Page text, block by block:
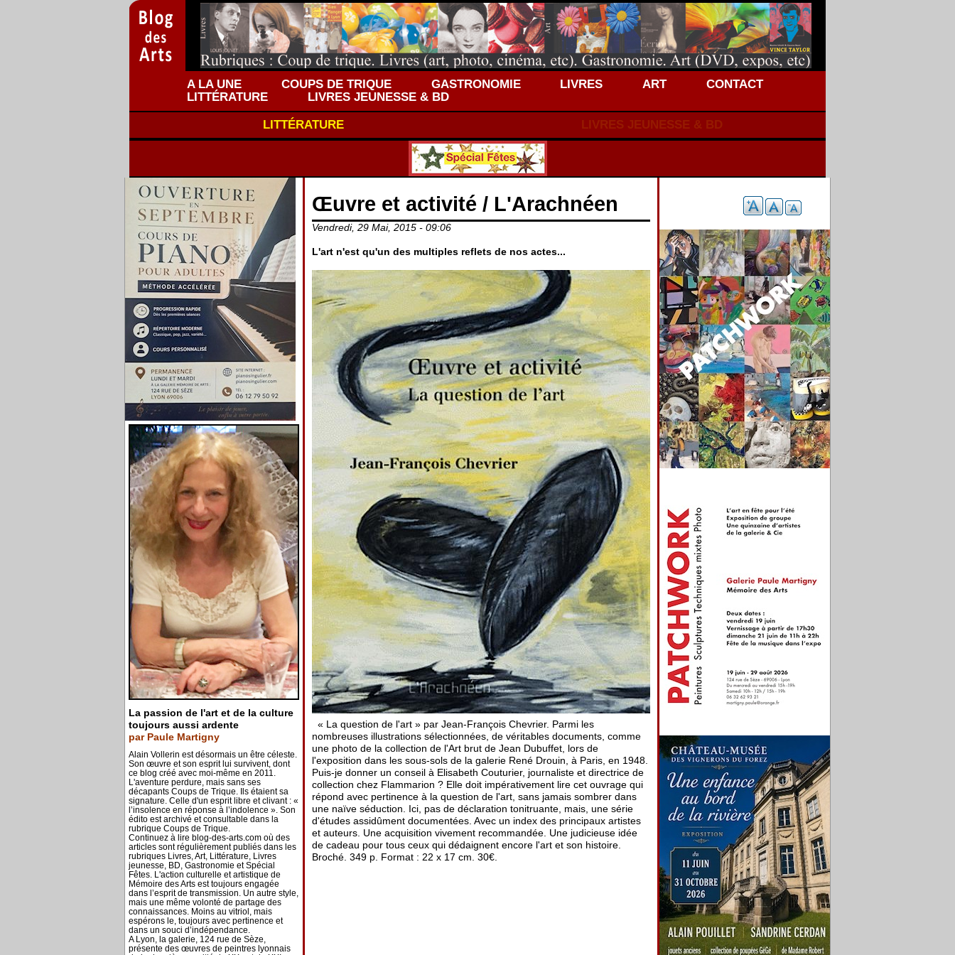
A LA UNE COUPS DE TRIQUE GASTRONOMIE LIVRES ART
CONTACT
LITTÉRATURE
LIVRES JEUNESSE & BD
LITTÉRATURE
LIVRES JEUNESSE & BD
La passion de l'art et de la culture
toujours aussi ardente
par Paule Martigny
Alain Vollerin est désormais un être céleste.
Son œuvre et son esprit lui survivent, dont
ce blog créé avec moi-même en 2011.
L'aventure perdure, mais sans ses
décapants Coups de Trique. Ils étaient sa
signature. Celle d'un esprit libre et clivant : «
l’insolence en réponse à l’indolence ». Son
édito est archivé et consultable dans la
rubrique Coups de Trique.
Continuez à lire blog-des-arts.com où des
articles sont régulièrement publiés dans les
rubriques Livres, Art, Littérature, Livres
jeunesse, BD, Gastronomie et Spécial
Fêtes. L'action culturelle et artistique de
Mémoire des Arts est toujours engagée
dans l’esprit de transmission. Un autre style,
mais une même volonté de partage des
connaissances. Moins au vitriol, mais
espérons le, toujours avec pertinence et
dans un souci d’indépendance.
A Lyon, la galerie, 124 rue de Sèze,
présente des œuvres de peintres lyonnais
Œuvre et activité / L'Arachnéen
Vendredi, 29 Mai, 2015 - 09:06
L'art n'est qu'un des multiples reflets de nos actes...
« La question de l'art » par Jean-François Chevrier. Parmi les
nombreuses illustrations sélectionnées, de véritables documents, comme
une photo de la collection de l'Art brut de Jean Dubuffet, lors de
l'exposition dans les sous-sols de la galerie René Drouin, à Paris, en 1948.
Puis-je donner un conseil à Elisabeth Couturier, journaliste et directrice de
collection chez Flammarion ? Elle doit impérativement lire cet ouvrage qui
répond avec pertinence à la question de l'art, sans jamais sombrer dans
une naïve séduction. Ici, pas de déclaration tonitruante, mais, une série
d'études assidûment documentées. Avec un index des principaux artistes
et auteurs. Une acquisition vivement recommandée. Une judicieuse idée
de cadeau pour tous ceux qui dédaignent encore l'art et son histoire.
Broché. 349 p. Format : 22 x 17 cm. 30€.